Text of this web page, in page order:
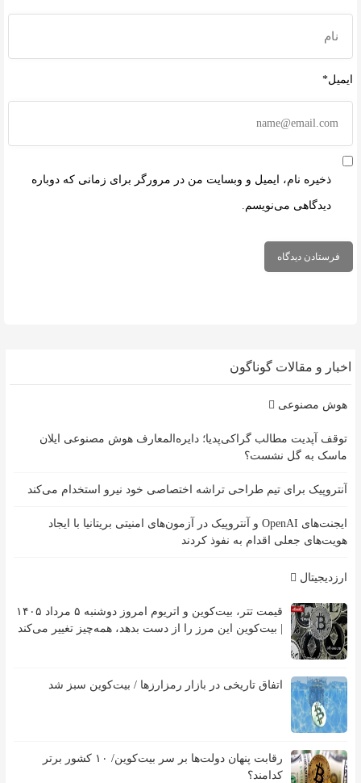
ایمیل*
ذخیره نام، ایمیل و وبسایت من در مرورگر برای زمانی که دوباره
دیدگاهی می‌نویسم.
اخبار و مقالات گوناگون
هوش مصنوعی
توقف آپدیت مطالب گراکی‌پدیا؛ دایره‌المعارف هوش مصنوعی ایلان
ماسک به گل نشست؟
آنتروپیک برای تیم طراحی تراشه اختصاصی خود نیرو استخدام می‌کند
ایجنت‌های OpenAI و آنتروپیک در آزمون‌های امنیتی بریتانیا با ایجاد
هویت‌های جعلی اقدام به نفوذ کردند
ارزدیجیتال
قیمت تتر، بیت‌کوین و اتریوم امروز دوشنبه ۵ مرداد ۱۴۰۵
| بیت‌کوین این مرز را از دست بدهد، همه‌چیز تغییر می‌کند
اتفاق تاریخی در بازار رمزارزها / بیت‌کوین سبز شد
رقابت پنهان دولت‌ها بر سر بیت‌کوین/ ۱۰ کشور برتر
کدامند؟